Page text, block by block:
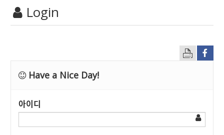
Login
Have a Nice Day!
아이디